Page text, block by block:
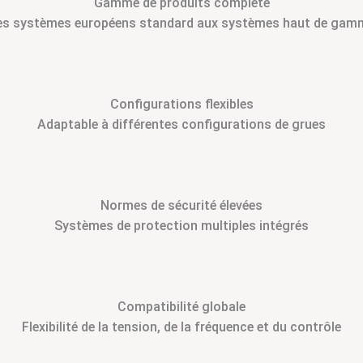
systèmes européens standard aux systèmes haut de
Configurations flexibles
Adaptable à différentes configurations de grues
Normes de sécurité élevées
Systèmes de protection multiples intégrés
Compatibilité globale
Flexibilité de la tension, de la fréquence et du contrôle